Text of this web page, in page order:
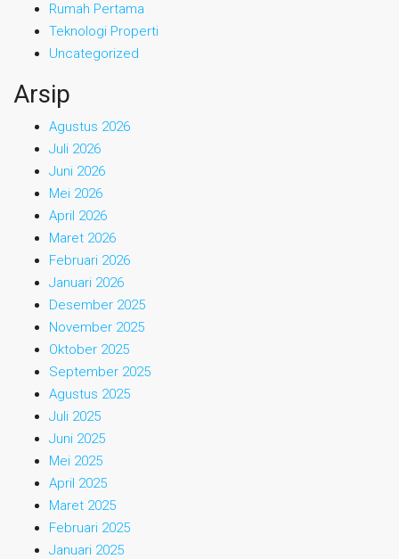
Rumah Pertama
Teknologi Properti
Uncategorized
Arsip
Agustus 2026
Juli 2026
Juni 2026
Mei 2026
April 2026
Maret 2026
Februari 2026
Januari 2026
Desember 2025
November 2025
Oktober 2025
September 2025
Agustus 2025
Juli 2025
Juni 2025
Mei 2025
April 2025
Maret 2025
Februari 2025
Januari 2025